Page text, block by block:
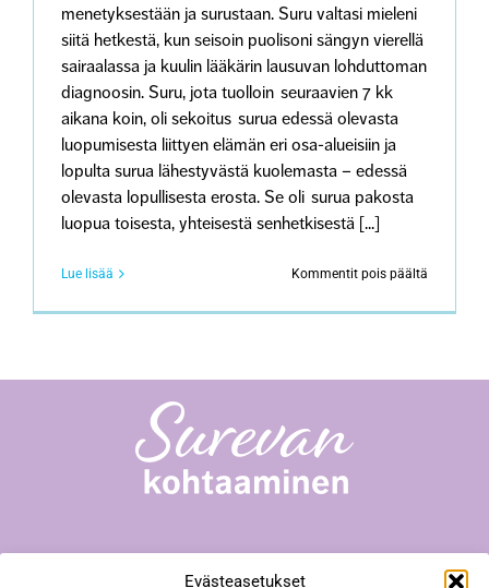
Evästeasetukset
menetyksestään ja surustaan. Suru valtasi mieleni
siitä hetkestä, kun seisoin puolisoni sängyn vierellä
sairaalassa ja kuulin lääkärin lausuvan lohduttoman
diagnoosin. Suru, jota tuolloin seuraavien 7 kk
aikana koin, oli sekoitus surua edessä olevasta
luopumisesta liittyen elämän eri osa-alueisiin ja
lopulta surua lähestyvästä kuolemasta – edessä
olevasta lopullisesta erosta. Se oli surua pakosta
luopua toisesta, yhteisestä senhetkisestä [...]
Lue lisää Kommentit pois päältä
suruni: